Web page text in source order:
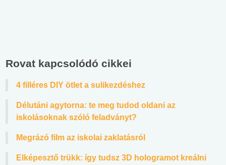
Rovat kapcsolódó cikkei
4 filléres DIY ötlet a sulikezdéshez
Délutáni agytorna: te meg tudod oldani az
iskolásoknak szóló feladványt?
Megrázó film az iskolai zaklatásról
Elképesztő trükk: így tudsz 3D hologramot kreálni